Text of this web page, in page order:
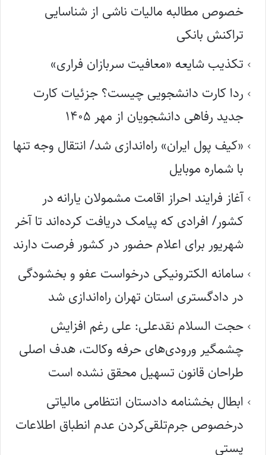
خصوص مطالبه مالیات ناشی از شناسایی
تراکنش بانکی
تکذیب شایعه «معافیت سربازان فراری»
ردا کارت دانشجویی چیست؟ جزئیات کارت
جدید رفاهی دانشجویان از مهر ۱۴۰۵
«کیف پول ایران» راه‌اندازی شد/ انتقال وجه تنها
با شماره موبایل
آغاز فرایند احراز اقامت مشمولان یارانه در
کشور/ افرادی که پیامک دریافت کرده‌اند تا آخر
شهریور برای اعلام حضور در کشور فرصت دارند
سامانه الکترونیکی درخواست عفو و بخشودگی
در دادگستری استان تهران راه‌اندازی شد
حجت السلام نقدعلی: علی رغم افزایش
چشمگیر ورودی‌های حرفه وکالت، هدف اصلی
طراحان قانون تسهیل محقق نشده است
ابطال بخشنامه دادستان انتظامی مالیاتی
درخصوص جرم‌تلقی‌کردن عدم انطباق اطلاعات
پستی